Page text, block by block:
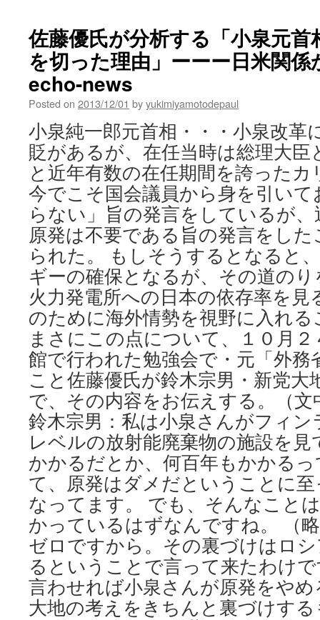
佐藤優氏が分析する「小泉元
を切った理由」ーーー日米関
echo-news
Posted on 2013/12/01 byyukimiyamotodepaul
小泉純一郎元首相・・・小泉改革
貶があるが、在任当時は総理大臣
と近年有数の在任期間を誇った
今でこそ国会議員から身を引い
らない」旨の発言をしているが
原発は不要である旨の発言をし
られた。 もしそうするとなると
ギーの確保となるが、その道の
火力発電所への日本の依存率を見
のために海外情勢を視野に入れ
まさにこの点について、１０月
館で行われた勉強会で・元「外
こと佐藤優氏が鈴木宗男・新党大
で、その内容をお伝えする。（文
鈴木宗男：私は小泉さんがフィ
レベルの放射能廃棄物の施設を
かかるだとか、何百年もかかる
て、原発はダメだということに
なってます。 でも、そんなこと
かっているはずなんですね。 （
ゼロですから。その裏づけはロ
るということで言って来たわけ
言わせれば小泉さんが原発をや
大地の考えをきちんと裏づけす